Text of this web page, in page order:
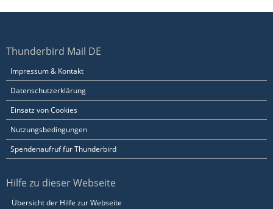
Thunderbird Mail DE
Impressum & Kontakt
Datenschutzerklärung
Einsatz von Cookies
Nutzungsbedingungen
Spendenaufruf für Thunderbird
Hilfe zu dieser Webseite
Übersicht der Hilfe zur Webseite